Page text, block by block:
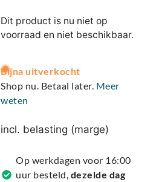
Dit product is nu niet op
voorraad en niet beschikbaar.
A
l
t
r
t
Bijna uitverkocht
Shop nu. Betaal later. Meer
weten
incl. belasting (marge)
Op werkdagen voor 16:00
uur besteld, dezelde dag